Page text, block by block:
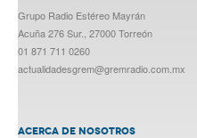
Grupo Radio Estéreo Mayrán
Acuña 276 Sur., 27000 Torreón
01 871 711 0260
actualidadesgrem@gremradio.com.mx
ACERCA DE NOSOTROS